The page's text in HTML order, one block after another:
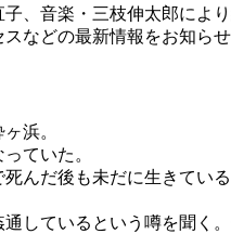
、音楽・三枝伸太郎によ
などの最新情報をお知らせ
浜。
ていた。
んだ後も未だに生きて
しているという噂を聞